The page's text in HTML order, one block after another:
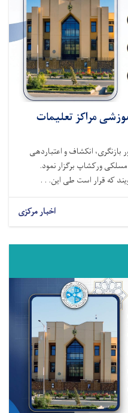
مراکز تعلیمات
بازنگری، انکشاف و اعتباردهی
ورکشاپ برگزار نمود.
که قرار است طی این. . .
اخبار مرکزی